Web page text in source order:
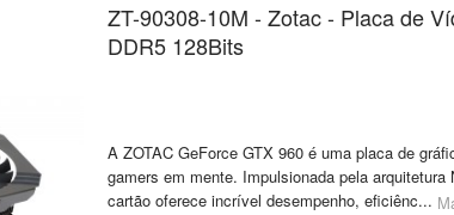
ZT-90308-10M - Zotac - Placa de
DDR5 128Bits
A ZOTAC GeForce GTX 960 é uma placa de
gamers em mente. Impulsionada pela
cartão oferece incrível desempenho, eficiênc...